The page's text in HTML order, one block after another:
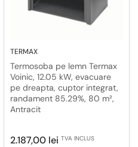
TERMAX
Termosoba pe lemn Termax
Voinic, 12.05 kW, evacuare
pe dreapta, cuptor integrat,
randament 85.29%, 80 m²,
Antracit
Pret
2.187,00 lei TVA INCLUS